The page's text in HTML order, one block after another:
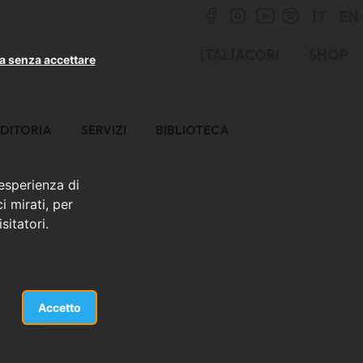
di
mirati, per
Accetto
senza accettare
SERVIZI BIBLIOTECA